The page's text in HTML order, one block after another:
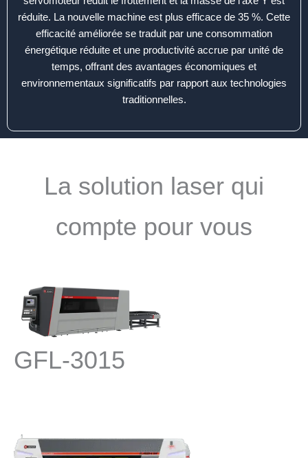
réduite. La nouvelle machine est plus efficace de 35 %. Cette
efficacité améliorée se traduit par une consommation
énergétique réduite et une productivité accrue par unité de
temps, offrant des avantages économiques et
environnementaux significatifs par rapport aux technologies
traditionnelles.
La solution laser qui
compte pour vous
GFL-3015